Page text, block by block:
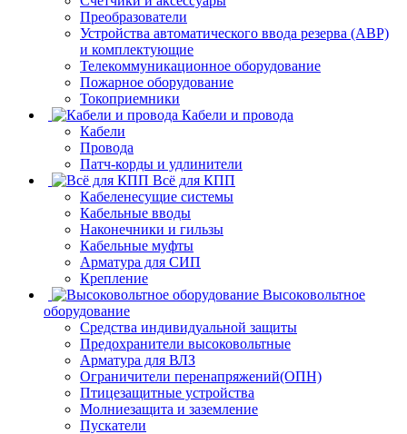
Преобразователи
Устройства автоматического ввода резерва (АВР)
и комплектующие
Телекоммуникационное оборудование
Пожарное оборудование
Токоприемники
Кабели и провода
Кабели
Провода
Патч-корды и удлинители
Всё для КПП
Кабеленесущие системы
Кабельные вводы
Наконечники и гильзы
Кабельные муфты
Арматура для СИП
Крепление
Высоковольтное
оборудование
Средства индивидуальной защиты
Предохранители высоковольтные
Арматура для ВЛЗ
Ограничители перенапряжений(ОПН)
Птицезащитные устройства
Молниезащита и заземление
Пускатели